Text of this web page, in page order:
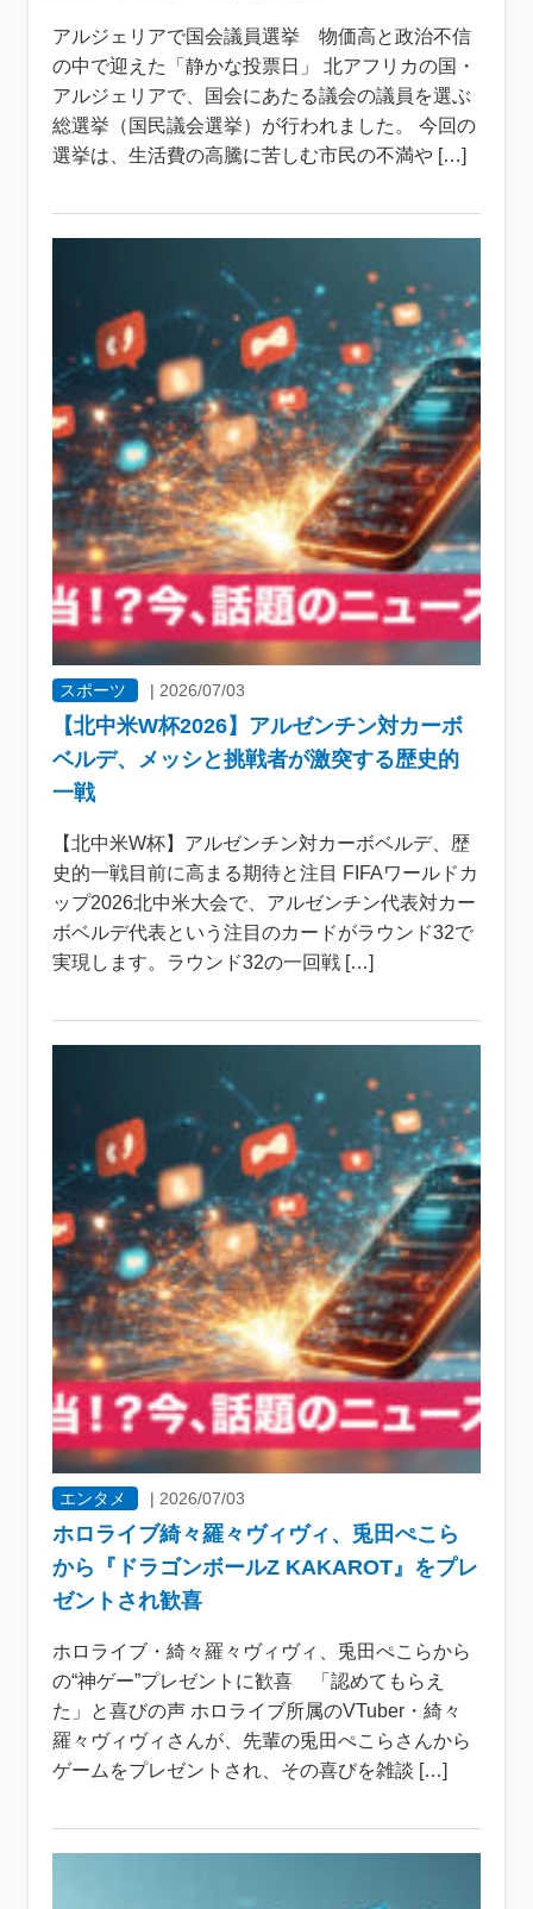
アルジェリアで国会議員選挙 物価高と政治不信
の中で迎えた「静かな投票日」 北アフリカの国・
アルジェリアで、国会にあたる議会の議員を選ぶ
総選挙（国民議会選挙）が行われました。 今回の
選挙は、生活費の高騰に苦しむ市民の不満や […]
スポーツ |2026/07/03
【北中米W杯2026】アルゼンチン対カーボ
ベルデ、メッシと挑戦者が激突する歴史的
一戦
【北中米W杯】アルゼンチン対カーボベルデ、歴
史的一戦目前に高まる期待と注目 FIFAワールドカ
ップ2026北中米大会で、アルゼンチン代表対カー
ボベルデ代表という注目のカードがラウンド32で
実現します。ラウンド32の一回戦 […]
エンタメ | 2026/07/03
ホロライブ綺々羅々ヴィヴィ、兎田ぺこら
から『ドラゴンボールZ KAKAROT』をプレ
ゼントされ歓喜
ホロライブ・綺々羅々ヴィヴィ、兎田ぺこらから
の“神ゲー”プレゼントに歓喜 「認めてもらえ
た」と喜びの声 ホロライブ所属のVTuber・綺々
羅々ヴィヴィさんが、先輩の兎田ぺこらさんから
ゲームをプレゼントされ、その喜びを雑談 […]